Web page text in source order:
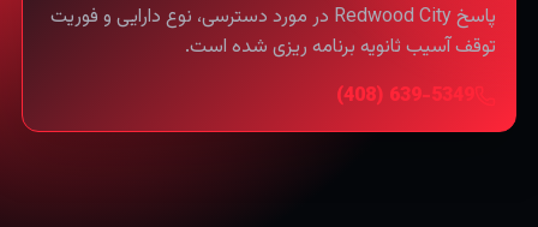
پاسخ Redwood City در مورد دسترسی، نوع دارایی و فوریت
توقف آسیب ثانویه برنامه ریزی شده است.